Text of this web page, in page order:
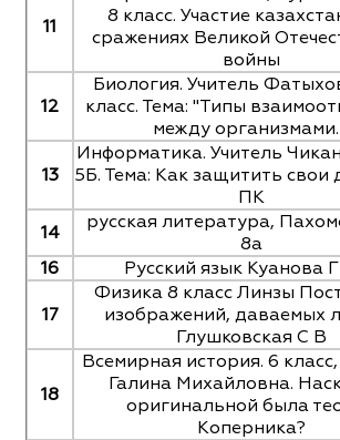
11
8 класс. Участие
сражениях Великой
войны
12
Биология. Учитель
класс. Тема: "Типы
между
13
Информатика. Учитель
5Б. Тема: Как защитить свои
ПК
14
русская литература,
8а
16
Русский язык Куанова
17
Физика 8 класс Линзы
изображений, даваемых
Глушковская С В
18
Всемирная история. 6
Галина Михайловна.
оригинальной была
Коперника?